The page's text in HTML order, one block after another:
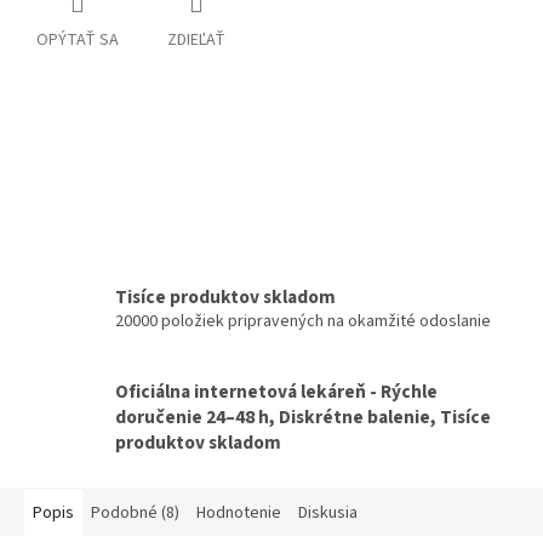
OPÝTAŤ SA ZDIEĽAŤ
Tisíce produktov skladom
20000 položiek pripravených na okamžité odoslanie
Oficiálna internetová lekáreň - Rýchle
doručenie 24–48 h, Diskrétne balenie, Tisíce
produktov skladom
Popis Podobné (8) Hodnotenie Diskusia